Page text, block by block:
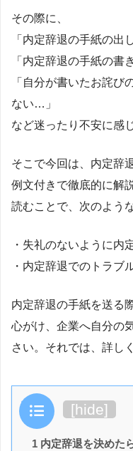
その際に、
「内定辞退の手紙の出
「内定辞退の手紙の書
「自分が書いたお詫び
ない…」
など迷ったり不安に感
そこで今回は、内定辞
例文付きで徹底的に解
読むことで、次のよう
・失礼のないように内
・内定辞退でのトラブ
内定辞退の手紙を送る
心がけ、企業へ自分の
さい。それでは、詳し
目次 [hide]
1 内定辞退を決めた